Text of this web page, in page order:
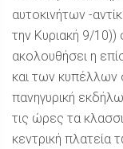
αυτοκινήτων -
την Κυριακή 9/10))
ακολουθήσει η
και των κυπέλλων
πανηγυρική
τις ώρες τα
κεντρική πλατεία